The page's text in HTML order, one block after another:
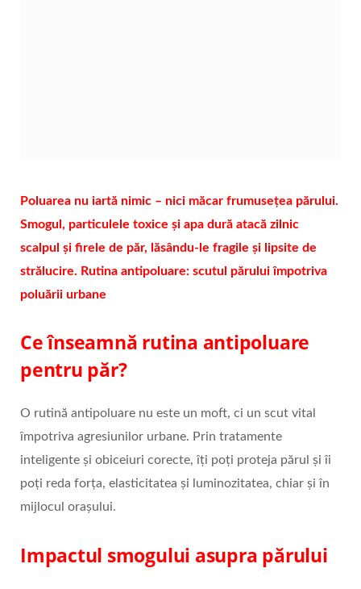
Poluarea nu iartă nimic – nici măcar frumusețea părului.
Smogul, particulele toxice și apa dură atacă zilnic
scalpul și firele de păr, lăsându-le fragile și lipsite de
strălucire. Rutina antipoluare: scutul părului împotriva
poluării urbane
Ce înseamnă rutina antipoluare
pentru păr?
O rutină antipoluare nu este un moft, ci un scut vital
împotriva agresiunilor urbane. Prin tratamente
inteligente și obiceiuri corecte, îți poți proteja părul și îi
poți reda forța, elasticitatea și luminozitatea, chiar și în
mijlocul orașului.
Impactul smogului asupra părului